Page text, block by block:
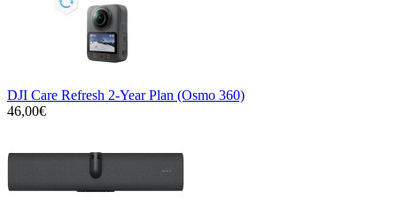
DJI Care Refresh 2-Year Plan (Osmo 360)
46,00€